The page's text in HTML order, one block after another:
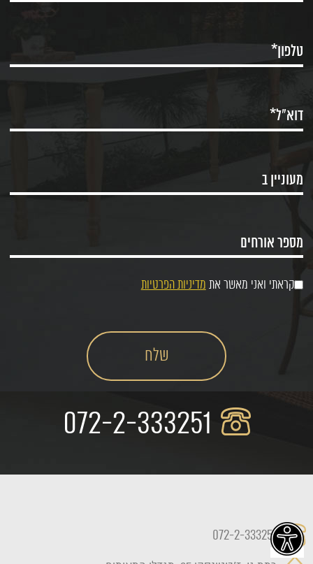
קראתי ואני מאשר את מדיניות הפרטיות
072-2-333251